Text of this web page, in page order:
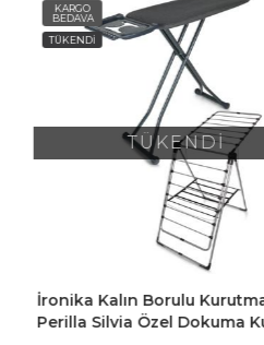
KARGO
BEDAVA
TÜKENDİ
TÜKENDİ
İronika Kalın Borulu
Perilla Silvia Özel Dokuma